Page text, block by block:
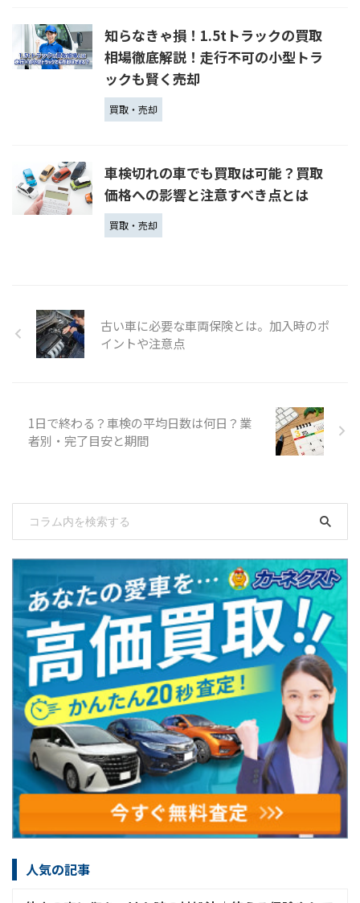
知らなきゃ損！1.5tトラックの買取
相場徹底解説！走行不可の小型トラ
ックも賢く売却
買取・売却
車検切れの車でも買取は可能？買取
価格への影響と注意すべき点とは
買取・売却
古い車に必要な車両保険とは。加入時のポ
イントや注意点
1日で終わる？車検の平均日数は何日？業
者別・完了目安と期間
人気の記事